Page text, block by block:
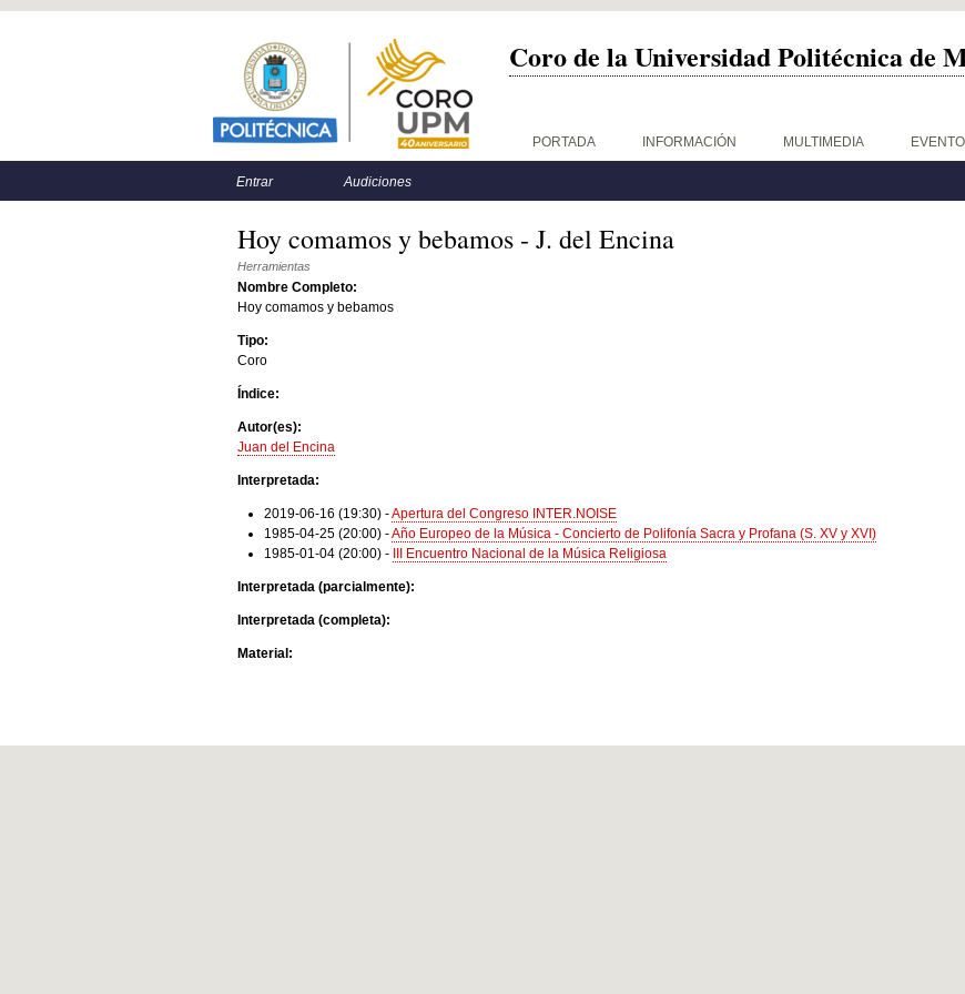
Coro de la Universidad Politécnica de
PORTADA INFORMACIÓN MULTIMEDIA
Entrar Audiciones
Hoy comamos y bebamos - J. del Encina
Herramientas
Nombre Completo:
Hoy comamos y bebamos
Tipo:
Coro
Índice:
Autor(es):
Juan del Encina
Interpretada:
2019-06-16 (19:30) -Apertura del Congreso INTER.NOISE
1985-04-25 (20:00) -Año Europeo de la Música - Concierto de Polifonía Sacra y Profana (S. XV y XVI)
1985-01-04 (20:00) - III Encuentro Nacional de la Música Religiosa
Interpretada (parcialmente):
Interpretada (completa):
Material: